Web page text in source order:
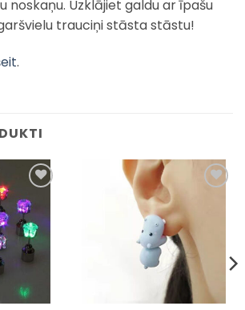
noskaņu. Uzklājiet galdu ar īpašu
trauciņi stāsta stāstu!
.
Pievienot